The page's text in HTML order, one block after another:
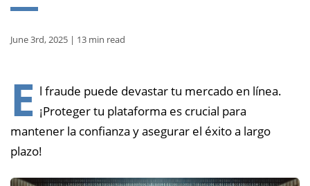
June 3rd, 2025 | 13 min read
E l fraude puede devastar tu mercado en línea.
¡Proteger tu plataforma es crucial para
mantener la confianza y asegurar el éxito a largo
plazo!